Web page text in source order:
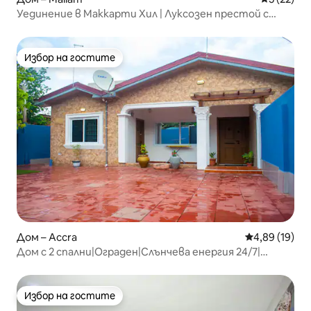
Уединение в Маккарти Хил | Луксозен престой с
Избор на гостите
Избор на гостите
Дом – Accra Средна
4,89 (19)
Дом с 2 спални|Ограден|Слънчева енергия 24/7|
Избор на гостите
Избор на гостите